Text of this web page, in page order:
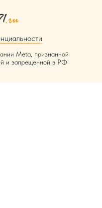
Meta, признанной
и запрещенной в РФ